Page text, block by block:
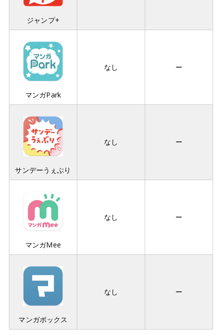
ジャンプ+
マンガPark
なし ー
サンデーうぇぶり
なし ー
マンガMee
なし ー
マンガボックス
なし ー